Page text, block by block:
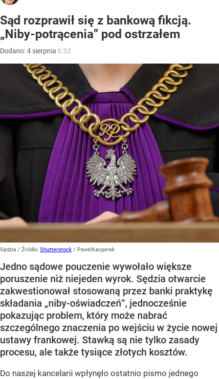
Sąd rozprawił się z bankową fikcją.
„Niby-potrącenia” pod ostrzałem
Dodano:4 sierpnia 6:32
Sędzia / Źródło: Shutterstock / PawelKacperek
Jedno sądowe pouczenie wywołało większe
poruszenie niż niejeden wyrok. Sędzia otwarcie
zakwestionował stosowaną przez banki praktykę
składania „niby-oświadczeń”, jednocześnie
pokazując problem, który może nabrać
szczególnego znaczenia po wejściu w życie nowej
ustawy frankowej. Stawką są nie tylko zasady
procesu, ale także tysiące złotych kosztów.
Do naszej kancelarii wpłynęło ostatnio pismo jednego